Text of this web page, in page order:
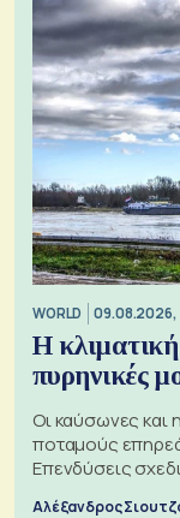
WORLD 09.08.2026,
Η κλιματική
πυρηνικές
Οι καύσωνες
ποταμούς
Επενδύσεις
Αλέξανδρος